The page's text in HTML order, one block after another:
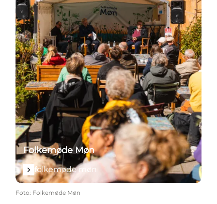
Folkemøde Møn
folkemøde møn
Foto: Folkemøde Møn